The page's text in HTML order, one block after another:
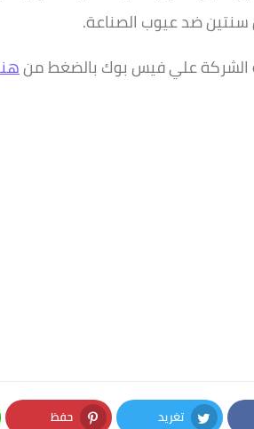
سنتين ضد عيوب الصناعة.
الشركة علي فيس بوك بالضغط من
تغريد حفظ